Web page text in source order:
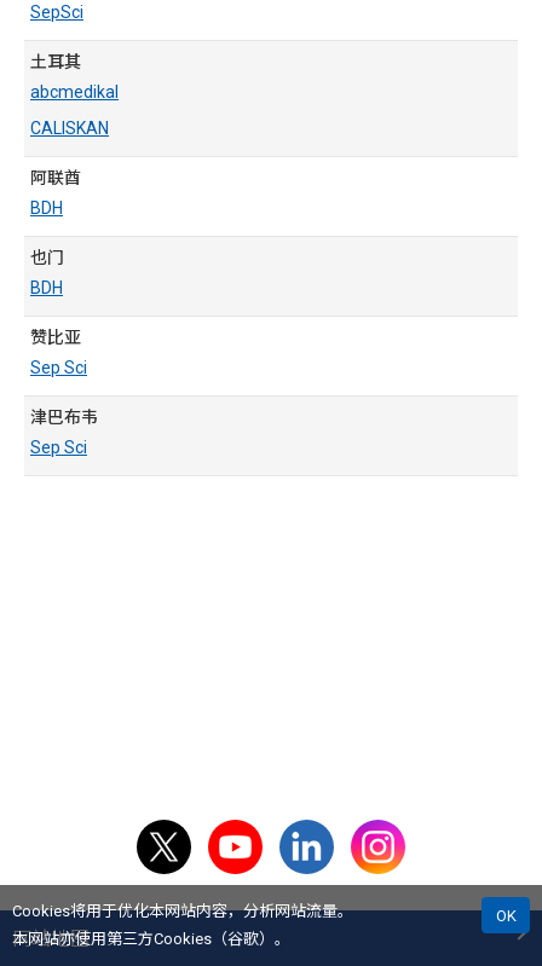
SepSci
土耳其
abcmedikal
CALISKAN
阿联酋
BDH
也门
BDH
赞比亚
Sep Sci
津巴布韦
Sep Sci
Cookies将用于优化本网站内容，分析网站流量。
本网站亦使用第三方Cookies（谷歌）。
OK
网站地图